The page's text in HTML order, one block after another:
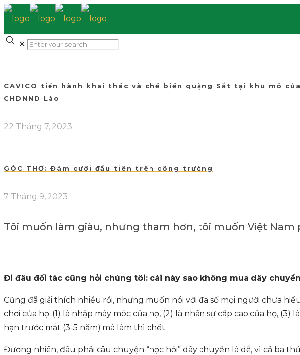
✕
CAVICO tiến hành khai thác và chế biến quặng Sắt tại khu mỏ
CHDNND Lào
22 Tháng 7, 2023
GÓC THƠ: Đám cưới đầu tiên trên công trường
7 Tháng 9, 2023
Tôi muốn làm giàu, nhưng tham hơn, tôi muốn Việt Nam
Đi đâu đối tác cũng hỏi chúng tôi: cái này sao không mua dây
Cũng đã giải thích nhiều rồi, nhưng muốn nói với đa số mọi người chưa
chơi của họ. (1) là nhập máy móc của họ, (2) là nhân sự cấp cao của họ,
hạn trước mắt (3-5 năm) mà làm thì chết.
Đương nhiên, đâu phải câu chuyện “học hỏi” dây chuyền là dễ, vì cả ba